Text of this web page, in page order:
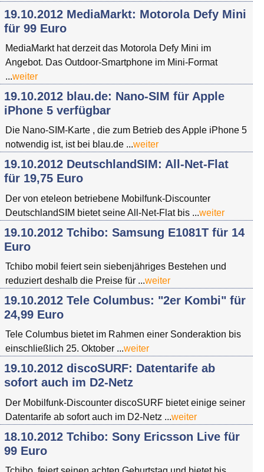
19.10.2012 MediaMarkt: Motorola Defy Mini
für 99 Euro
MediaMarkt hat derzeit das Motorola Defy Mini im
Angebot. Das Outdoor-Smartphone im Mini-Format
...weiter
19.10.2012 blau.de: Nano-SIM für Apple
iPhone 5 verfügbar
Die Nano-SIM-Karte , die zum Betrieb des Apple iPhone 5
notwendig ist, ist bei blau.de ...weiter
19.10.2012 DeutschlandSIM: All-Net-Flat
für 19,75 Euro
Der von eteleon betriebene Mobilfunk-Discounter
DeutschlandSIM bietet seine All-Net-Flat bis ...weiter
19.10.2012 Tchibo: Samsung E1081T für 14
Euro
Tchibo mobil feiert sein siebenjähriges Bestehen und
reduziert deshalb die Preise für ...weiter
19.10.2012 Tele Columbus: "2er Kombi" für
24,99 Euro
Tele Columbus bietet im Rahmen einer Sonderaktion bis
einschließlich 25. Oktober ...weiter
19.10.2012 discoSURF: Datentarife ab
sofort auch im D2-Netz
Der Mobilfunk-Discounter discoSURF bietet einige seiner
Datentarife ab sofort auch im D2-Netz ...weiter
18.10.2012 Tchibo: Sony Ericsson Live für
99 Euro